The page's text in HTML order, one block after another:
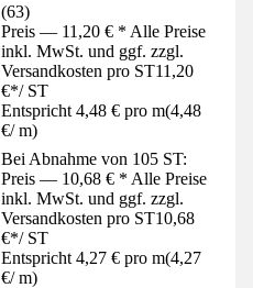
(63)
Preis — 11,20 € * Alle Preise
inkl. MwSt. und ggf. zzgl.
Versandkosten pro ST11,20
€*/ ST
Entspricht 4,48 € pro m(4,48
€/ m)
Bei Abnahme von 105 ST:
Preis — 10,68 € * Alle Preise
inkl. MwSt. und ggf. zzgl.
Versandkosten pro ST10,68
€*/ ST
Entspricht 4,27 € pro m(4,27
€/ m)